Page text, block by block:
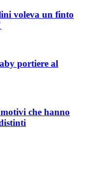
voleva un finto
portiere al
che hanno